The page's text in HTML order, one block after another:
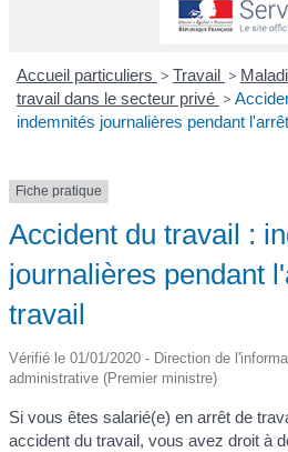
Accueil particuliers > Travail >
travail dans le secteur privé >
indemnités journalières pendant
Fiche pratique
Accident du travail :
journalières pendant
travail
Vérifié le 01/01/2020 - Direction de
administrative (Premier ministre)
Si vous êtes salarié(e) en arrêt de
accident du travail, vous avez droit à